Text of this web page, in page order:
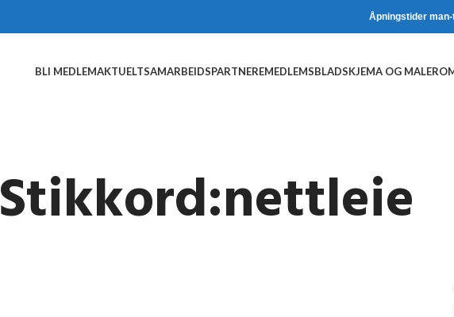
Åpningstider
BLI MEDLEMAKTUELTSAMARBEIDSPARTNEREMEDLEMSBLADSKJEMA OG MALER
Stikkord:nettleie